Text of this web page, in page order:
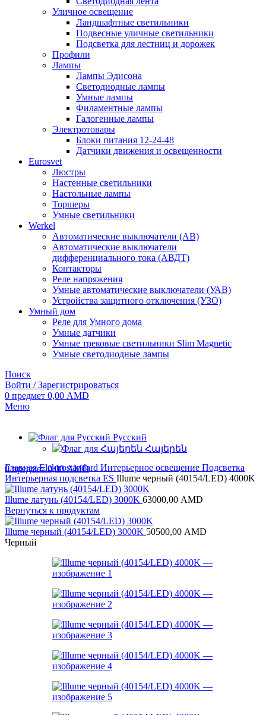
Уличное освещение
Ландшафтные светильники
Подвесные уличные светильники
Подсветка для лестниц и дорожек
Профили
Лампы
Лампы Эдисона
Светодиодные лампы
Умные лампы
Филаментные лампы
Галогенные лампы
Электротовары
Блоки питания 12-24-48
Датчики движения и освещенности
Eurosvet
Люстры
Настенные светильники
Настольные лампы
Торшеры
Умные светильники
Werkel
Автоматические выключатели (АВ)
Автоматические выключатели
дифференциального тока (АВДТ)
Контакторы
Реле напряжения
Умные автоматические выключатели (УАВ)
Устройства защитного отключения (УЗО)
Умный дом
Реле для Умного дома
Умные датчики
Умные трековые светильники Slim Magnetic
Умные светодиодные лампы
Поиск
Войти / Зарегистрироваться
0 предмет 0,00 AMD
Меню
Русский
Հայերեն
0предмет 0,00AMD
ГлавнаяElektrostandard Интерьерное освещение Подсветка
Интерьерная подсветка ES Illume черный (40154/LED) 4000K
Illume латунь (40154/LED) 3000K 63000,00 AMD
Вернуться к продуктам
Illume черный (40154/LED) 3000K 50500,00 AMD
Черный